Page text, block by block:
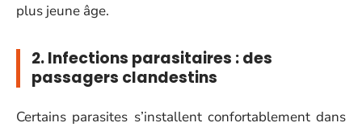
plus jeune âge.
2. Infections parasitaires : des
passagers clandestins
Certains parasites s’installent confortablement dans